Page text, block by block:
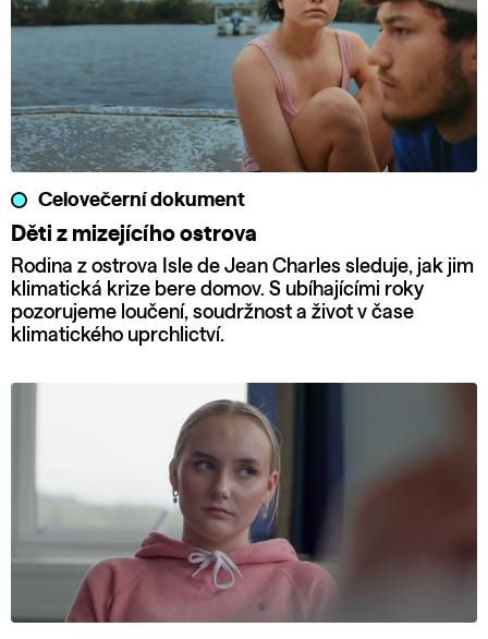
Celovečerní dokument
Děti z mizejícího ostrova
Rodina z ostrova Isle de Jean Charles sleduje, jak jim
klimatická krize bere domov. S ubíhajícími roky
pozorujeme loučení, soudržnost a život v čase
klimatického uprchlictví.